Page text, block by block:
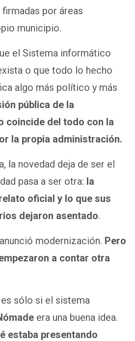
por áreas
municipio.
el Sistema informático
o que todo lo hecho
algo más político y más
pública de la
coincide del todo con la
la propia administración.
la novedad deja de ser el
pasa a ser otra: la
oficial y lo que sus
dejaron asentado.
anunció modernización. Pero
a contar otra
es sólo si el sistema
era una buena idea.
estaba presentando